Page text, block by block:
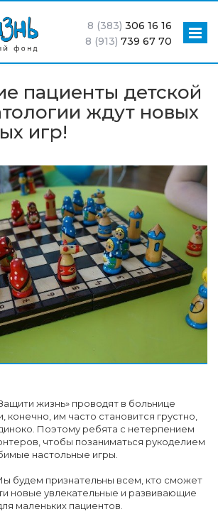
8 (383) 306 16 16
8 (913) 739 67 70
пациенты детской
ждут новых
игр!
жизнь» проводят в больнице
конечно, им часто становится грустно,
Поэтому ребята с нетерпением
чтобы позаниматься рукоделием
настольные игры.
будем признательны всем, кто сможет
новые увлекательные и развивающие
маленьких пациентов.